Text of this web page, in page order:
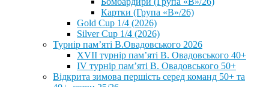
Картки (Група «В»/26)
Gold Cup 1/4 (2026)
Silver Cup 1/4 (2026)
Турнір пам’яті В.Овадовського 2026
XVII турнір пам’яті В. Овадовського 40+
IV турнір пам’яті В. Овадовського 50+
Відкрита зимова першість серед команд 50+ та